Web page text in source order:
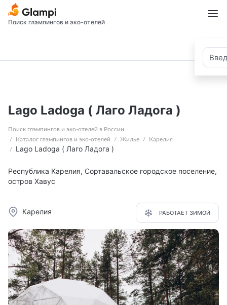
Поиск глэмпингов и эко-отелей
Lago Ladoga ( Лаго Ладога )
Поиск глэмпингов и эко-отелей в России
Каталог глэмпингов и эко-отелей
Жилье Карелия
Lago Ladoga ( Лаго Ладога )
Республика Карелия, Сортавальское городское поселение,
остров Хавус
Карелия РАБОТАЕТ ЗИМОЙ